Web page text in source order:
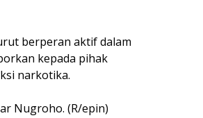
berperan aktif dalam
kepada pihak
narkotika.
Nugroho. (R/epin)